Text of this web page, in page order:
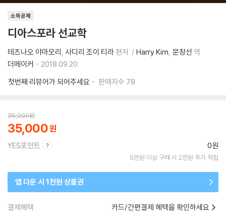
소득공제
디아스포라 선교학
테츠나오 야마모리 사디리 조이 티라편저 Harry Kim 문창선 역
더메이커
2018.09.20.
첫번째 리뷰어가 되어주세요
판매지수 78
35,000원
35,000
YES포인트 0원
5만원 이상 구매 시 2천원 추가 적립
앱 다운 시 1천원 상품권
결제혜택 카드/간편결제 혜택을 확인하세요